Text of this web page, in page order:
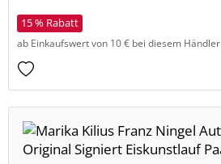
15 % Rabatt
ab Einkaufswert von 10 € bei diesem Händler